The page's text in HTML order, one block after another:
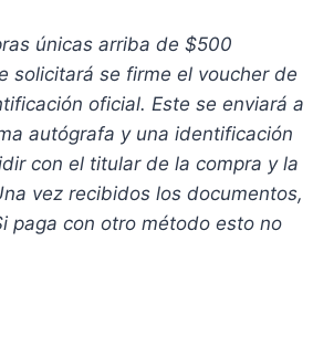
únicas arriba de $500
solicitará se firme el voucher de
oficial. Este se enviará a
autógrafa y una identificación
con el titular de la compra y la
vez recibidos los documentos,
paga con otro método esto no